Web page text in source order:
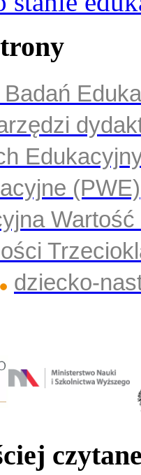
Badań
(PWE)
dziecko-
czytane